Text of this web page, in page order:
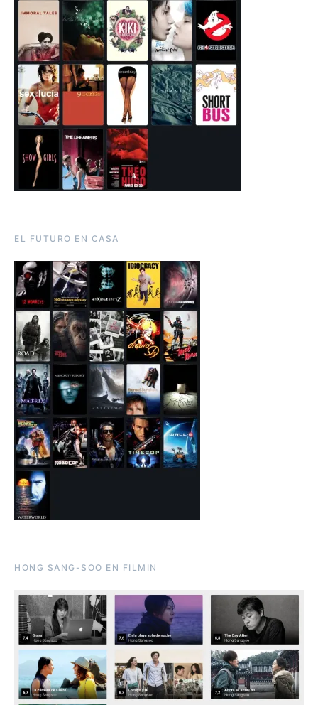
EL FUTURO EN CASA
HONG SANG-SOO EN FILMIN